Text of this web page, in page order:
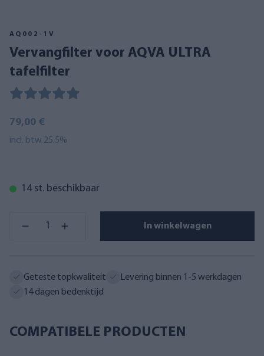
AQ002-1V
Vervangfilter voor AQVA ULTRA
tafelfilter
79,00 €
incl. btw 25.5%
14 st. beschikbaar
In winkelwagen
Geteste topkwaliteit
Levering binnen 1-5 werkdagen
14 dagen bedenktijd
COMPATIBELE PRODUCTEN